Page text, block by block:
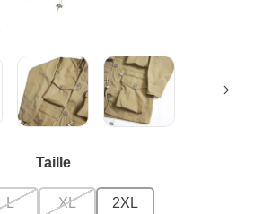
Taille
L XL 2XL